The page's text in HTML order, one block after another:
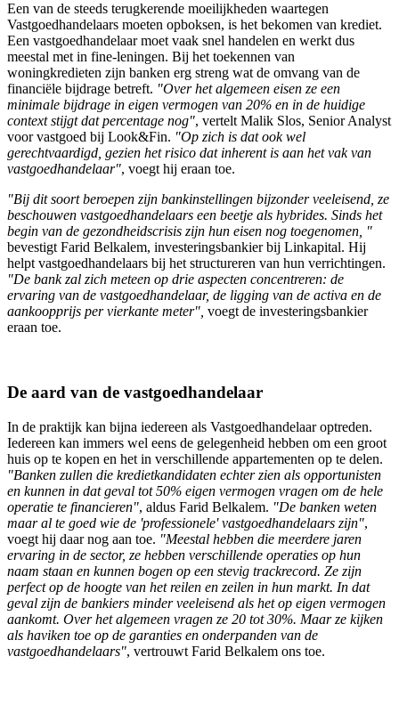
Een van de steeds terugkerende moeilijkheden waartegen
Vastgoedhandelaars moeten opboksen, is het bekomen van krediet.
Een vastgoedhandelaar moet vaak snel handelen en werkt dus
meestal met in fine-leningen. Bij het toekennen van
woningkredieten zijn banken erg streng wat de omvang van de
financiële bijdrage betreft. "Over het algemeen eisen ze een
minimale bijdrage in eigen vermogen van 20% en in de huidige
context stijgt dat percentage nog", vertelt Malik Slos, Senior Analyst
voor vastgoed bij Look&Fin. "Op zich is dat ook wel
gerechtvaardigd, gezien het risico dat inherent is aan het vak van
vastgoedhandelaar", voegt hij eraan toe.
"Bij dit soort beroepen zijn bankinstellingen bijzonder veeleisend, ze
beschouwen vastgoedhandelaars een beetje als hybrides. Sinds het
begin van de gezondheidscrisis zijn hun eisen nog toegenomen, "
bevestigt Farid Belkalem, investeringsbankier bij Linkapital. Hij
helpt vastgoedhandelaars bij het structureren van hun verrichtingen.
"De bank zal zich meteen op drie aspecten concentreren: de
ervaring van de vastgoedhandelaar, de ligging van de activa en de
aankoopprijs per vierkante meter", voegt de investeringsbankier
eraan toe.
De aard van de vastgoedhandelaar
In de praktijk kan bijna iedereen als Vastgoedhandelaar optreden.
Iedereen kan immers wel eens de gelegenheid hebben om een groot
huis op te kopen en het in verschillende appartementen op te delen.
"Banken zullen die kredietkandidaten echter zien als opportunisten
en kunnen in dat geval tot 50% eigen vermogen vragen om de hele
operatie te financieren", aldus Farid Belkalem. "De banken weten
maar al te goed wie de 'professionele' vastgoedhandelaars zijn",
voegt hij daar nog aan toe. "Meestal hebben die meerdere jaren
ervaring in de sector, ze hebben verschillende operaties op hun
naam staan en kunnen bogen op een stevig trackrecord. Ze zijn
perfect op de hoogte van het reilen en zeilen in hun markt. In dat
geval zijn de bankiers minder veeleisend als het op eigen vermogen
aankomt. Over het algemeen vragen ze 20 tot 30%. Maar ze kijken
als haviken toe op de garanties en onderpanden van de
vastgoedhandelaars", vertrouwt Farid Belkalem ons toe.